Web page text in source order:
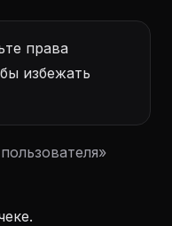
права
избежать